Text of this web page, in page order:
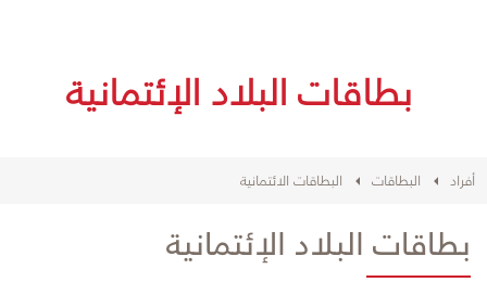
بطاقات البلاد الإئتمانية
أفراد البطاقات البطاقات الائتمانية
بطاقات البلاد الإئتمانية